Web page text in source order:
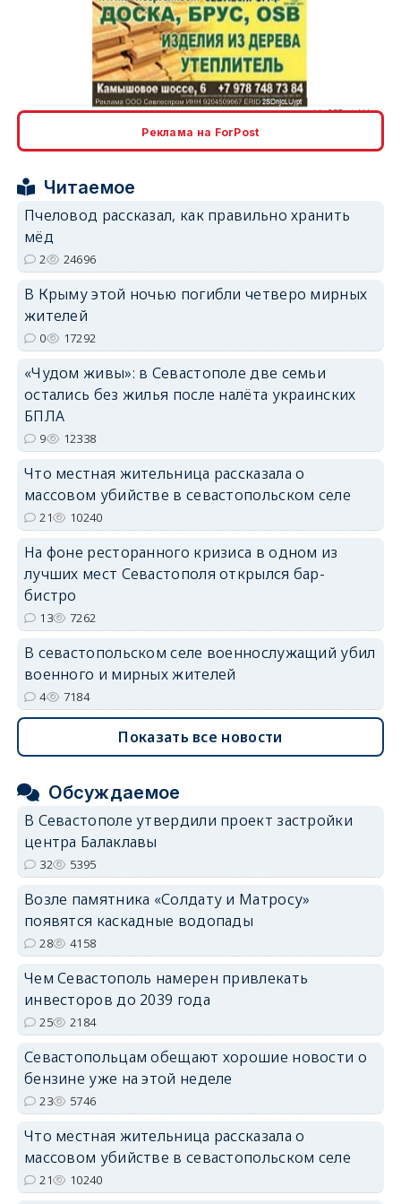
Реклама на ForPost
Читаемое
Пчеловод рассказал, как правильно хранить
мёд
2 24696
В Крыму этой ночью погибли четверо мирных
жителей
0 17292
«Чудом живы»: в Севастополе две семьи
остались без жилья после налёта украинских
БПЛА
9 12338
Что местная жительница рассказала о
массовом убийстве в севастопольском селе
21 10240
На фоне ресторанного кризиса в одном из
лучших мест Севастополя открылся бар-
бистро
13 7262
В севастопольском селе военнослужащий убил
военного и мирных жителей
4 7184
Показать все новости
Обсуждаемое
В Севастополе утвердили проект застройки
центра Балаклавы
32 5395
Возле памятника «Солдату и Матросу»
появятся каскадные водопады
28 4158
Чем Севастополь намерен привлекать
инвесторов до 2039 года
25 2184
Севастопольцам обещают хорошие новости о
бензине уже на этой неделе
23 5746
Что местная жительница рассказала о
массовом убийстве в севастопольском селе
21 10240